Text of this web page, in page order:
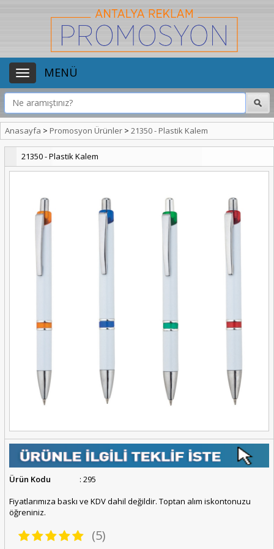
MENÜ
Anasayfa > Promosyon Ürünler > 21350 - Plastik Kalem
21350 - Plastik Kalem
Ürün Kodu
: 295
Fiyatlarımıza baskı ve KDV dahil değildir. Toptan alım iskontonuzu
öğreniniz.
(5)